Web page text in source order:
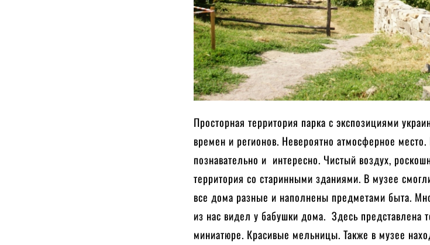
Просторная территория парка с экспозициями
времен и регионов. Невероятно атмосферное
познавательно и интересно. Чистый воздух,
территория со старинными зданиями. В музее
все дома разные и наполнены предметами быта.
из нас видел у бабушки дома. Здесь представлена
миниатюре. Красивые мельницы. Также в музее